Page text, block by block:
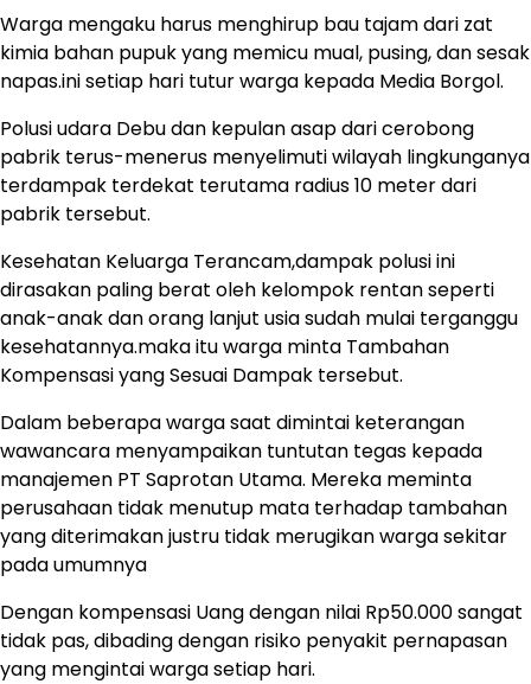
Warga mengaku harus menghirup bau tajam dari zat
kimia bahan pupuk yang memicu mual, pusing, dan sesak
napas.ini setiap hari tutur warga kepada Media Borgol.
Polusi udara Debu dan kepulan asap dari cerobong
pabrik terus-menerus menyelimuti wilayah lingkunganya
terdampak terdekat terutama radius 10 meter dari
pabrik tersebut.
Kesehatan Keluarga Terancam,dampak polusi ini
dirasakan paling berat oleh kelompok rentan seperti
anak-anak dan orang lanjut usia sudah mulai terganggu
kesehatannya.maka itu warga minta Tambahan
Kompensasi yang Sesuai Dampak tersebut.
Dalam beberapa warga saat dimintai keterangan
wawancara menyampaikan tuntutan tegas kepada
manajemen PT Saprotan Utama. Mereka meminta
perusahaan tidak menutup mata terhadap tambahan
yang diterimakan justru tidak merugikan warga sekitar
pada umumnya
Dengan kompensasi Uang dengan nilai Rp50.000 sangat
tidak pas, dibading dengan risiko penyakit pernapasan
yang mengintai warga setiap hari.